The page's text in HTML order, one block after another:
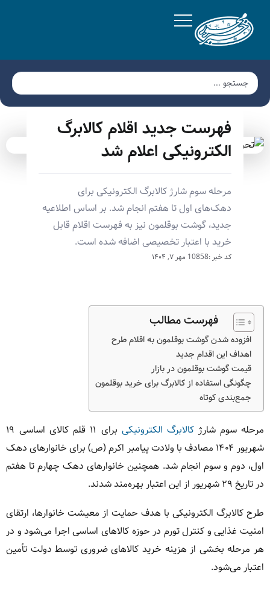
فهرست جدید اقلام کالابرگ
الکترونیکی اعلام شد
مرحله سوم شارژ کالابرگ الکترونیکی برای
دهک‌های اول تا هفتم انجام شد. بر اساس اطلاعیه
جدید، گوشت بوقلمون نیز به فهرست اقلام قابل
خرید با اعتبار تخصیصی اضافه شده است.
کد خبر :10858 مهر ۷, ۱۴۰۴
فهرست مطالب
افزوده شدن گوشت بوقلمون به اقلام طرح
اهداف این اقدام جدید
قیمت گوشت بوقلمون در بازار
چگونگی استفاده از کالابرگ برای خرید بوقلمون
جمع‌بندی کوتاه
مرحله سوم شارژ کالابرگ الکترونیکی
برای ۱۱ قلم کالای اساسی ۱۹
شهریور ۱۴۰۴ مصادف با ولادت پیامبر اکرم (ص) برای خانوارهای دهک
اول، دوم و سوم انجام شد. همچنین خانوارهای دهک چهارم تا هفتم
در تاریخ ۲۹ شهریور از این اعتبار بهره‌مند شدند.
طرح کالابرگ الکترونیکی با هدف حمایت از معیشت خانوارها، ارتقای
امنیت غذایی و کنترل تورم در حوزه کالاهای اساسی اجرا می‌شود و در
هر مرحله بخشی از هزینه خرید کالاهای ضروری توسط دولت تأمین
اعتبار می‌شود.